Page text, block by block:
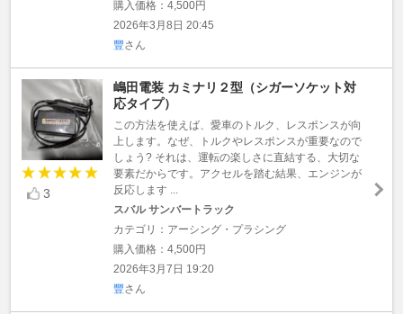
購入価格：4,500円
2026年3月8日 20:45
豐さん
3
嶋田電装 カミナリ２型（シガーソケット対
応タイプ）
この方法を使えば、愛車のトルク、レスポンスが向
上します。なぜ、トルクやレスポンスが重要なので
しょう? それは、運転の楽しさに直結する、大切な
要素だからです。アクセルを踏む結果、エンジンが
反応します ...
スバル サンバートラック
カテゴリ：アーシング・プラシング
購入価格：4,500円
2026年3月7日 19:20
豐さん